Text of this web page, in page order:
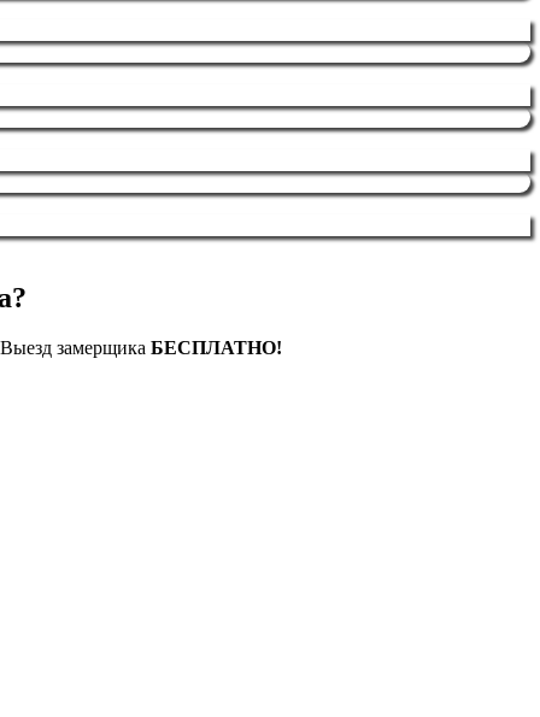
замерщика БЕСПЛАТНО!